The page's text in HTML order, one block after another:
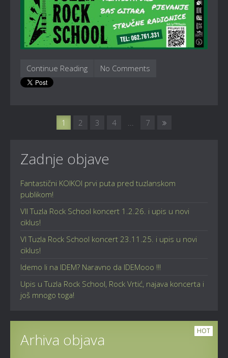
Continue Reading No Comments
1 2 3 4 7
Zadnje objave
Fantastični KOIKOI prvi puta pred tuzlanskom
publikom!
VII Tuzla Rock School koncert 1.2.26. i upis u novi
ciklus!
VI Tuzla Rock School koncert 23.11.25. i upis u novi
ciklus!
Idemo li na IDEM? Naravno da IDEMooo !!!
Upis u Tuzla Rock School, Rock Vrtić, najava koncerta i
još mnogo toga!
HOT
Arhiva objava